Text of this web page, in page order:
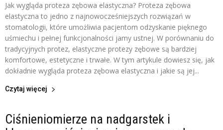
Jak wygląda proteza zębowa elastyczna? Proteza zębowa
elastyczna to jedno z najnowocześniejszych rozwiązań w
stomatologii, które umożliwia pacjentom odzyskanie pięknego
uśmiechu i pełnej funkcjonalności jamy ustnej. W porównaniu do
tradycyjnych protez, elastyczne protezy zębowe są bardziej
komfortowe, estetyczne i trwałe. W tym artykule dowiesz się, jak
dokładnie wygląda proteza zębowa elastyczna i jakie są jej...
Czytaj więcej
Ciśnieniomierze na nadgarstek i